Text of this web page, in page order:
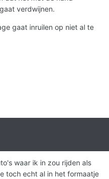
verdwijnen.
gaat inruilen op niet al te
waar ik in zou rijden als
toch echt al in het formaatje